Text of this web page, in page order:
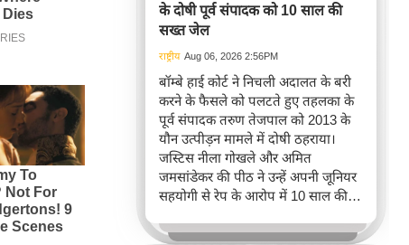
के दोषी पूर्व संपादक को 10 साल की
सख्त जेल
राष्ट्रीय Aug 06, 2026 2:56PM
बॉम्बे हाई कोर्ट ने निचली अदालत के बरी
करने के फैसले को पलटते हुए तहलका के
पूर्व संपादक तरुण तेजपाल को 2013 के
यौन उत्पीड़न मामले में दोषी ठहराया।
जस्टिस नीला गोखले और अमित
जमसांडेकर की पीठ ने उन्हें अपनी जूनियर
सहयोगी से रेप के आरोप में 10 साल की
कार्यस्थल पर महिलाओं की सुरक्षा का मुद्दा